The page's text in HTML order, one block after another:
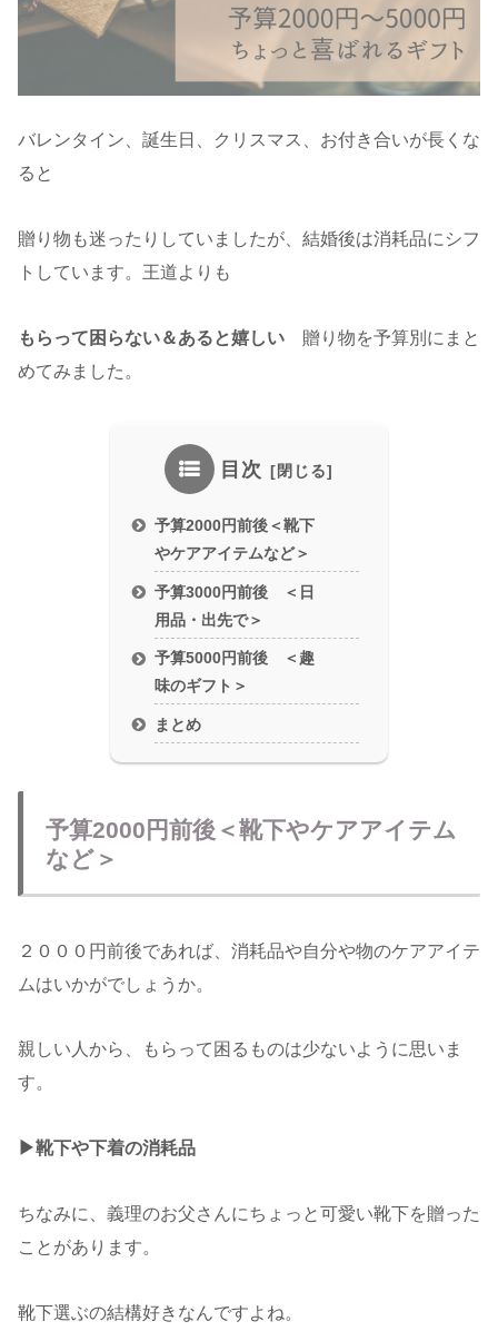
バレンタイン、誕生日、クリスマス、お付き合いが長くな
ると
贈り物も迷ったりしていましたが、結婚後は消耗品にシフ
トしています。王道よりも
もらって困らない＆あると嬉しい 贈り物を予算別にまと
めてみました。
目次
予算2000円前後＜靴下
やケアアイテムなど＞
予算3000円前後 ＜日
用品・出先で＞
予算5000円前後 ＜趣
味のギフト＞
まとめ
予算2000円前後＜靴下やケアアイテム
など＞
２０００円前後であれば、消耗品や自分や物のケアアイテ
ムはいかがでしょうか。
親しい人から、もらって困るものは少ないように思いま
す。
▶︎靴下や下着の消耗品
ちなみに、義理のお父さんにちょっと可愛い靴下を贈った
ことがあります。
靴下選ぶの結構好きなんですよね。